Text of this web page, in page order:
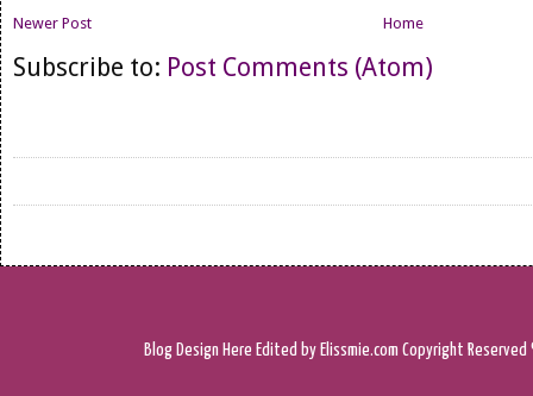
Newer Post Home
Subscribe to: Post Comments (Atom)
Blog Design Here Edited by Elissmie.com Copyright Reserved